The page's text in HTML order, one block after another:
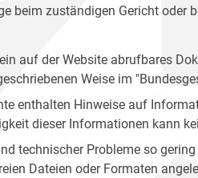
beim zuständigen Gericht oder
auf der Website abrufbares
Weise im
enthalten Hinweise auf
dieser Informationen kann
technischer Probleme so
Dateien oder Formaten